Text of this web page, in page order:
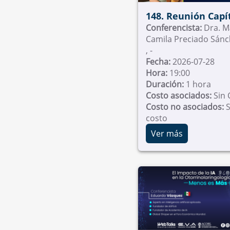
148. Reunión
Pediátrica
Conferencista: Dra.
Camila Preciado
, -
Fecha:2026-07-28
Hora: 19:00
Duración: 1 hora
Costo asociados: Sin
Costo no asociados:
costo
Ver más